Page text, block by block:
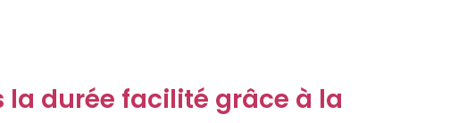
la durée facilité grâce à la